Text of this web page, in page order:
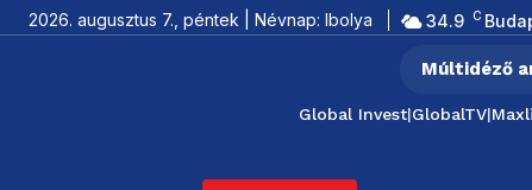
2026. augusztus 7., péntek | Névnap: Ibolya 34.9 C
Múltidéző
Global Invest|GlobalTV|